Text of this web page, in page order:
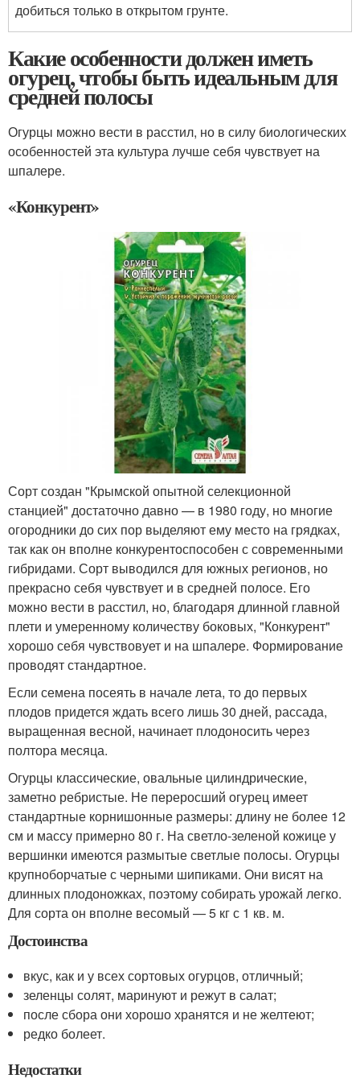
добиться только в открытом грунте.
Какие особенности должен иметь
огурец, чтобы быть идеальным для
средней полосы
Огурцы можно вести в расстил, но в силу биологических
особенностей эта культура лучше себя чувствует на
шпалере.
«Конкурент»
Сорт создан "Крымской опытной селекционной
станцией" достаточно давно — в 1980 году, но многие
огородники до сих пор выделяют ему место на грядках,
так как он вполне конкурентоспособен с современными
гибридами. Сорт выводился для южных регионов, но
прекрасно себя чувствует и в средней полосе. Его
можно вести в расстил, но, благодаря длинной главной
плети и умеренному количеству боковых, "Конкурент"
хорошо себя чувствовует и на шпалере. Формирование
проводят стандартное.
Если семена посеять в начале лета, то до первых
плодов придется ждать всего лишь 30 дней, рассада,
выращенная весной, начинает плодоносить через
полтора месяца.
Огурцы классические, овальные цилиндрические,
заметно ребристые. Не переросший огурец имеет
стандартные корнишонные размеры: длину не более 12
см и массу примерно 80 г. На светло-зеленой кожице у
вершинки имеются размытые светлые полосы. Огурцы
крупноборчатые с черными шипиками. Они висят на
длинных плодоножках, поэтому собирать урожай легко.
Для сорта он вполне весомый — 5 кг с 1 кв. м.
Достоинства
вкус, как и у всех сортовых огурцов, отличный;
зеленцы солят, маринуют и режут в салат;
после сбора они хорошо хранятся и не желтеют;
редко болеет.
Недостатки